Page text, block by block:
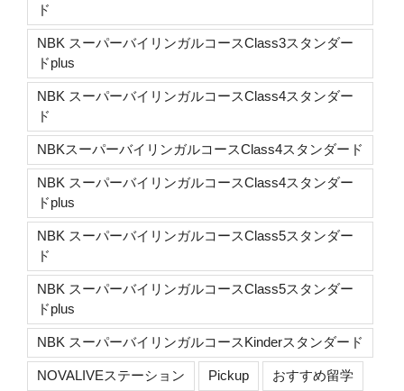
ド
NBK スーパーバイリンガルコースClass3スタンダー
ドplus
NBK スーパーバイリンガルコースClass4スタンダー
ド
NBKスーパーバイリンガルコースClass4スタンダード
NBK スーパーバイリンガルコースClass4スタンダー
ドplus
NBK スーパーバイリンガルコースClass5スタンダー
ド
NBK スーパーバイリンガルコースClass5スタンダー
ドplus
NBK スーパーバイリンガルコースKinderスタンダード
NOVALIVEステーション Pickup おすすめ留学